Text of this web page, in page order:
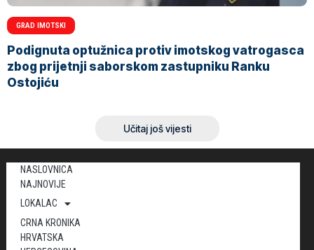
GRAD IMOTSKI
Podignuta optužnica protiv imotskog vatrogasca
zbog prijetnji saborskom zastupniku Ranku
Ostojiću
Učitaj još vijesti
NASLOVNICA
NAJNOVIJE
LOKALAC
CRNA KRONIKA
HRVATSKA